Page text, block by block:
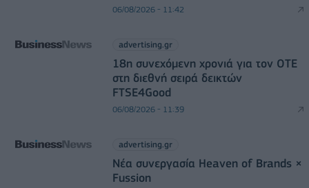
06/08/2026 - 11:42
advertising.gr
18η συνεχόμενη χρονιά για τον ΟΤΕ
στη διεθνή σειρά δεικτών
FTSE4Good
06/08/2026 - 11:39
advertising.gr
Νέα συνεργασία Heaven of Brands ×
Fussion